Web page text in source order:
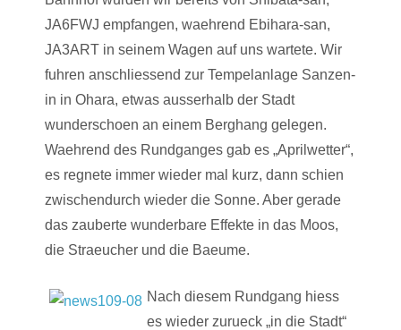
JA6FWJ empfangen, waehrend Ebihara-san,
JA3ART in seinem Wagen auf uns wartete. Wir
fuhren anschliessend zur Tempelanlage Sanzen-
in in Ohara, etwas ausserhalb der Stadt
wunderschoen an einem Berghang gelegen.
Waehrend des Rundganges gab es „Aprilwetter“,
es regnete immer wieder mal kurz, dann schien
zwischendurch wieder die Sonne. Aber gerade
das zauberte wunderbare Effekte in das Moos,
die Straeucher und die Baeume.
Nach diesem Rundgang hiess
es wieder zurueck „in die Stadt“